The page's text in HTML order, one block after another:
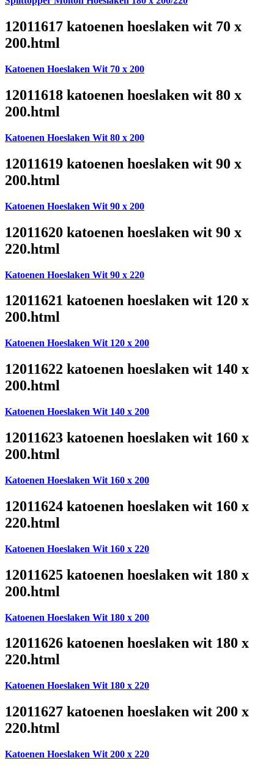
12011617 katoenen hoeslaken wit 70 x
200.html
Katoenen Hoeslaken Wit 70 x 200
12011618 katoenen hoeslaken wit 80 x
200.html
Katoenen Hoeslaken Wit 80 x 200
12011619 katoenen hoeslaken wit 90 x
200.html
Katoenen Hoeslaken Wit 90 x 200
12011620 katoenen hoeslaken wit 90 x
220.html
Katoenen Hoeslaken Wit 90 x 220
12011621 katoenen hoeslaken wit 120 x
200.html
Katoenen Hoeslaken Wit 120 x 200
12011622 katoenen hoeslaken wit 140 x
200.html
Katoenen Hoeslaken Wit 140 x 200
12011623 katoenen hoeslaken wit 160 x
200.html
Katoenen Hoeslaken Wit 160 x 200
12011624 katoenen hoeslaken wit 160 x
220.html
Katoenen Hoeslaken Wit 160 x 220
12011625 katoenen hoeslaken wit 180 x
200.html
Katoenen Hoeslaken Wit 180 x 200
12011626 katoenen hoeslaken wit 180 x
220.html
Katoenen Hoeslaken Wit 180 x 220
12011627 katoenen hoeslaken wit 200 x
220.html
Katoenen Hoeslaken Wit 200 x 220